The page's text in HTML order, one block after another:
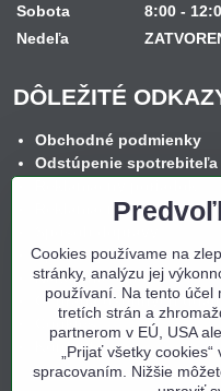
Sobota
8:00 -
Nedeľa
DÔLEŽITÉ
Obchodné podmienky
Odstúpenie spotrebiteľa
Reklamačný formulár
Spôsob platby
Nákup na splátky
Ochrana osobných
Cookies
Kontakt
Cookies používame na
stránky, analýzu jej
používaní. Na tento účel
tretích strán a
partnerom v EÚ, USA
„Prijať všetky
spracovaním. Nižšie